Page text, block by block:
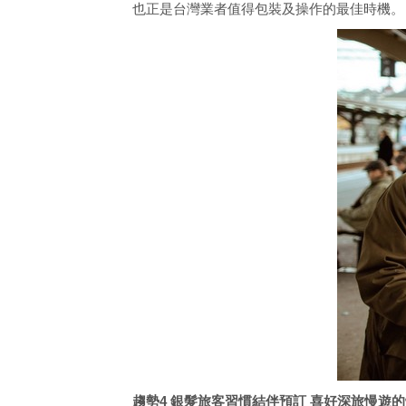
也正是台灣業者值得包裝及操作的最佳時機。
趨勢4 銀髮旅客習慣結伴預訂 喜好深旅慢遊